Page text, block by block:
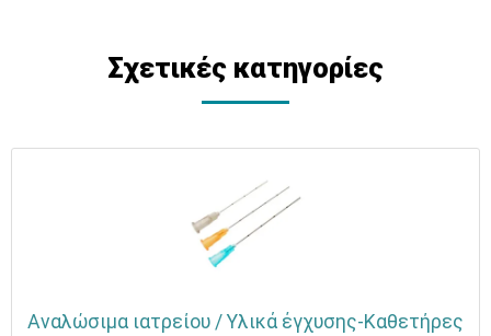
Σχετικές κατηγορίες
Αναλώσιμα ιατρείου / Υλικά έγχυσης-Καθετήρες